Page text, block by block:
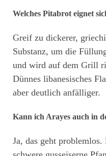
Welches Pitabrot eignet
Greif zu dickerer,
Substanz, um die
und wird auf dem Grill
Dünnes libanesisches
aber deutlich anfälliger.
Kann ich Arayes auch in
Ja, das geht